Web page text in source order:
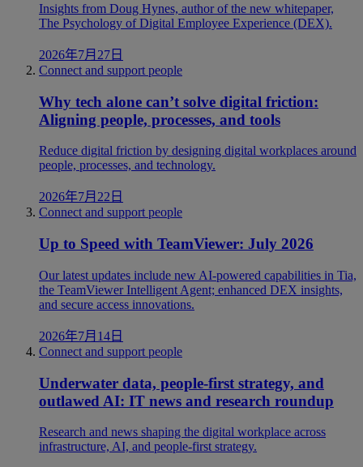
Insights from Doug Hynes, author of the new whitepaper,
The Psychology of Digital Employee Experience (DEX).
2026年7月27日
Connect and support people
Why tech alone can’t solve digital friction:
Aligning people, processes, and tools
Reduce digital friction by designing digital workplaces around
people, processes, and technology.
2026年7月22日
Connect and support people
Up to Speed with TeamViewer: July 2026
Our latest updates include new AI-powered capabilities in Tia,
the TeamViewer Intelligent Agent; enhanced DEX insights,
and secure access innovations.
2026年7月14日
Connect and support people
Underwater data, people-first strategy, and
outlawed AI: IT news and research roundup
Research and news shaping the digital workplace across
infrastructure, AI, and people-first strategy.